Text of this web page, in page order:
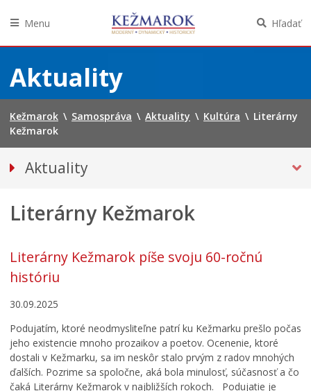
obsah
Menu Hľadať
Aktuality
Kežmarok \ Samospráva \ Aktuality \ Kultúra \ Literárny
Kežmarok
Aktuality
Spravodajstvo
Európske ľudové remeslo
Literárny Kežmarok
Životné prostredie
Zdravie
Cirkev
Literárny Kežmarok
Literárny Kežmarok píše svoju 60-ročnú
históriu
30.09.2025
Podujatím, ktoré neodmysliteľne patrí ku Kežmarku prešlo počas
jeho existencie mnoho prozaikov a poetov. Ocenenie, ktoré
dostali v Kežmarku, sa im neskôr stalo prvým z radov mnohých
ďalších. Pozrime sa spoločne, aká bola minulosť, súčasnosť a čo
čaká Literárny Kežmarok v najbližších rokoch. Podujatie je